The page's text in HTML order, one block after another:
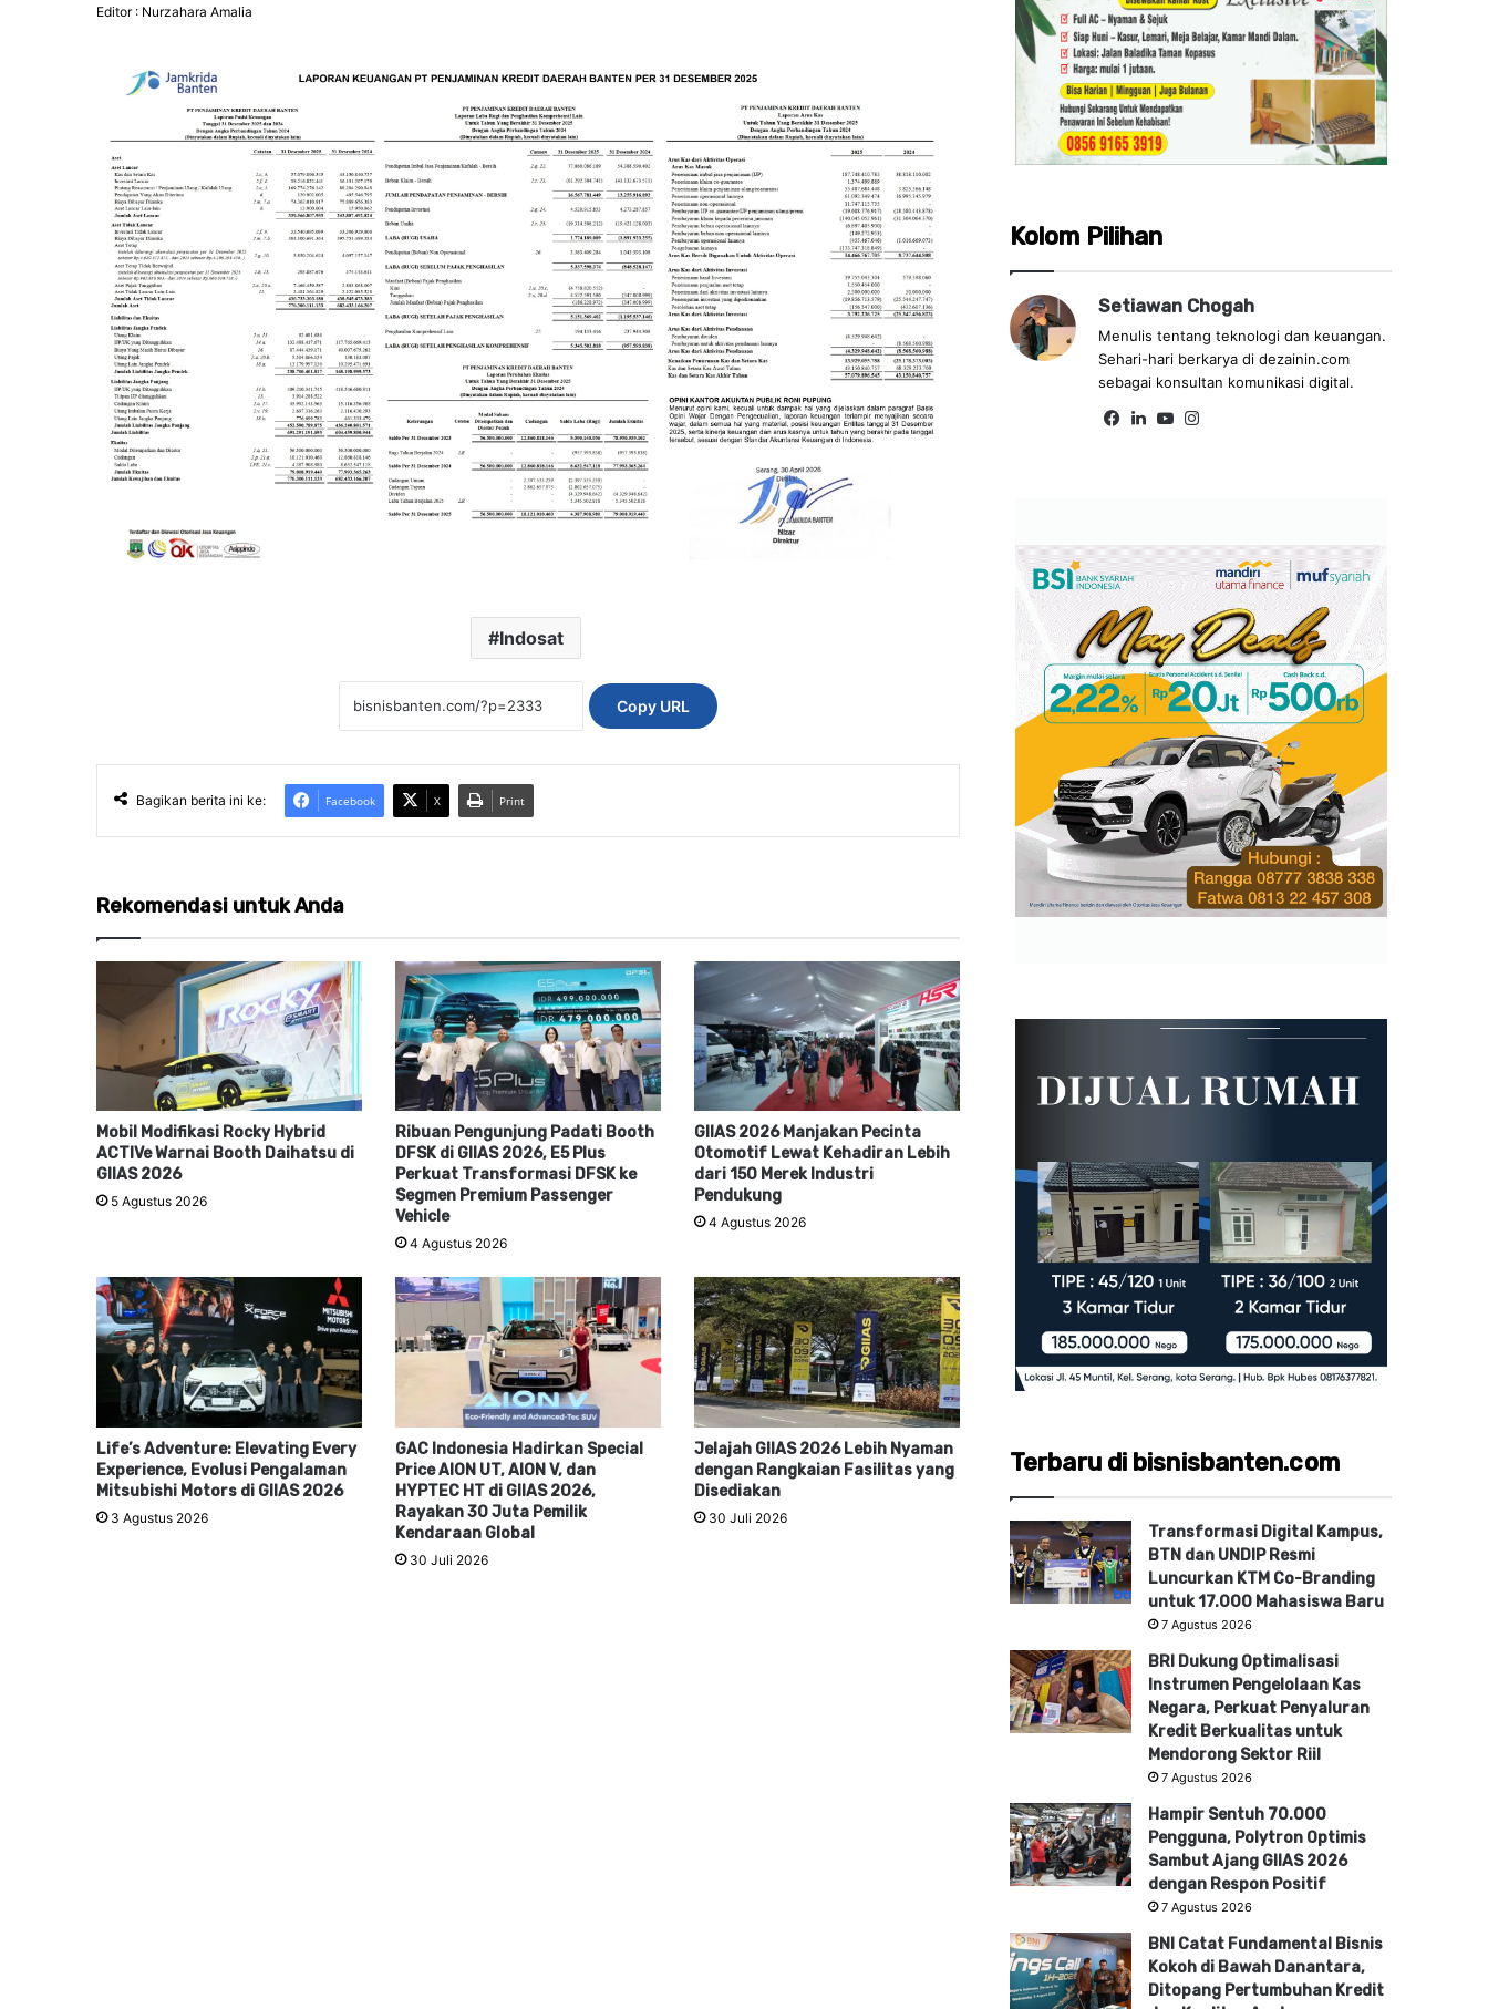
Editor : Nurzahara Amalia
Indosat
Copy URL
Bagikan berita ini ke: Facebook X Print
Rekomendasi untuk Anda
Mobil Modifikasi Rocky Hybrid
ACTIVe Warnai Booth Daihatsu di
GIIAS 2026
5 Agustus 2026
Ribuan Pengunjung Padati Booth
DFSK di GIIAS 2026, E5 Plus
Perkuat Transformasi DFSK ke
Segmen Premium Passenger
Vehicle
4 Agustus 2026
GIIAS 2026 Manjakan Pecinta
Otomotif Lewat Kehadiran Lebih
dari 150 Merek Industri
Pendukung
4 Agustus 2026
Life’s Adventure: Elevating Every
Experience, Evolusi Pengalaman
Mitsubishi Motors di GIIAS 2026
3 Agustus 2026
GAC Indonesia Hadirkan Special
Price AION UT, AION V, dan
HYPTEC HT di GIIAS 2026,
Rayakan 30 Juta Pemilik
Kendaraan Global
30 Juli 2026
Jelajah GIIAS 2026 Lebih Nyaman
dengan Rangkaian Fasilitas yang
Disediakan
30 Juli 2026
Kolom Pilihan
Setiawan Chogah
Menulis tentang teknologi dan keuangan.
Sehari-hari berkarya di dezainin.com
sebagai konsultan komunikasi digital.
Fa Lin Yo
Terbaru di bisnisbanten.com
Transformasi Digital Kampus,
BTN dan UNDIP Resmi
Luncurkan KTM Co-Branding
untuk 17.000 Mahasiswa Baru
7 Agustus 2026
BRI Dukung Optimalisasi
Instrumen Pengelolaan Kas
Negara, Perkuat Penyaluran
Kredit Berkualitas untuk
Mendorong Sektor Riil
7 Agustus 2026
Hampir Sentuh 70.000
Pengguna, Polytron Optimis
Sambut Ajang GIIAS 2026
dengan Respon Positif
7 Agustus 2026
BNI Catat Fundamental Bisnis
Kokoh di Bawah Danantara,
Ditopang Pertumbuhan Kredit